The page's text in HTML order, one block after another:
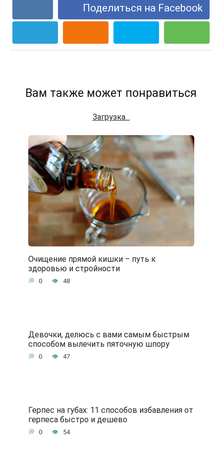
Поделиться на Facebook
Вам также может понравиться
Загрузка...
Очищение прямой кишки – путь к
здоровью и стройности
0 48
Девочки, делюсь с вами самым быстрым
способом вылечить пяточную шпору
0 47
Герпес на губах: 11 способов избавления от
герпеса быстро и дешево
0 54